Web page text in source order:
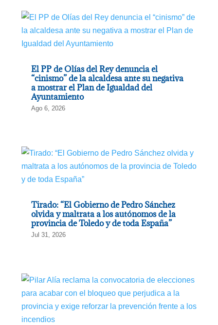
El PP de Olías del Rey denuncia el
“cinismo” de la alcaldesa ante su negativa
a mostrar el Plan de Igualdad del
Ayuntamiento
Ago 6, 2026
Tirado: “El Gobierno de Pedro Sánchez
olvida y maltrata a los autónomos de la
provincia de Toledo y de toda España”
Jul 31, 2026